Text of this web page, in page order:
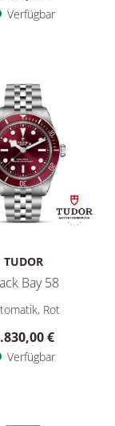
Verfügbar
0003, Preis:
TUDOR
Bay 58
Bay 58, Ref:
Rot
€
Verfügbar